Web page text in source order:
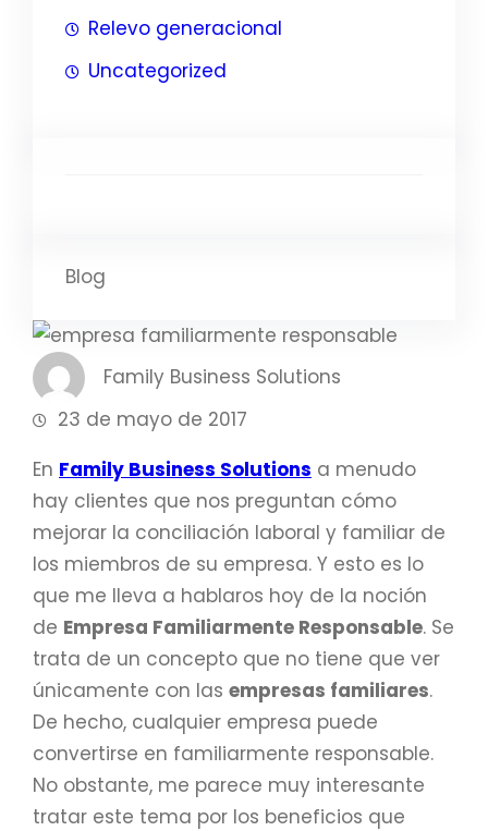
Relevo generacional
Uncategorized
Blog
Family Business Solutions
23 de mayo de 2017
En Family Business Solutions a menudo
hay clientes que nos preguntan cómo
mejorar la conciliación laboral y familiar de
los miembros de su empresa. Y esto es lo
que me lleva a hablaros hoy de la noción
de Empresa Familiarmente Responsable. Se
trata de un concepto que no tiene que ver
únicamente con las empresas familiares.
De hecho, cualquier empresa puede
convertirse en familiarmente responsable.
No obstante, me parece muy interesante
tratar este tema por los beneficios que